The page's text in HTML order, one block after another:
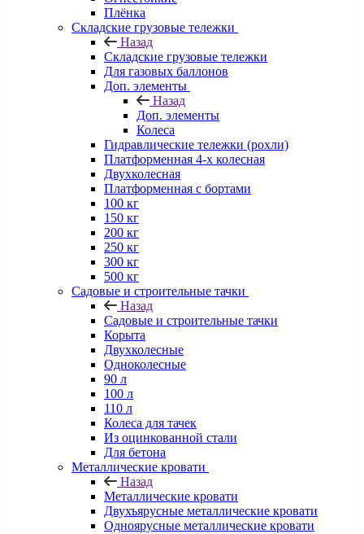
Плёнка
Складские грузовые тележки
Назад
Складские грузовые тележки
Для газовых баллонов
Доп. элементы
Назад
Доп. элементы
Колеса
Гидравлические тележки (рохли)
Платформенная 4-х колесная
Двухколесная
Платформенная с бортами
100 кг
150 кг
200 кг
250 кг
300 кг
500 кг
Садовые и строительные тачки
Назад
Садовые и строительные тачки
Корыта
Двухколесные
Одноколесные
90 л
100 л
110 л
Колеса для тачек
Из оцинкованной стали
Для бетона
Металлические кровати
Назад
Металлические кровати
Двухъярусные металлические кровати
Одноярусные металлические кровати